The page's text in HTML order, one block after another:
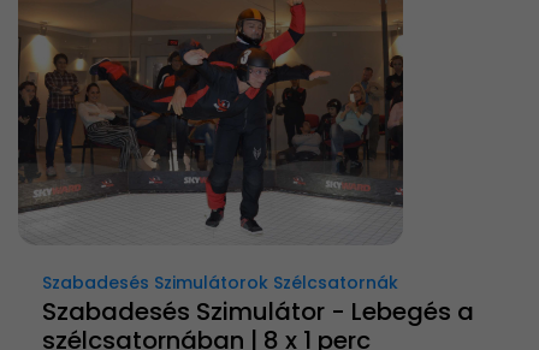
Szabadesés Szimulátorok Szélcsatornák
Szabadesés Szimulátor - Lebegés a
szélcsatornában | 8 x 1 perc